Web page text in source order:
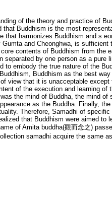
of the theory and practice of
Buddhism is the most
that harmonizes Buddhism and s
and Cheonghwa, is sufficient
contents of Buddhism from the
separated by one person as a pure
to embody the true nature of the
Buddhism as the best
view that it is unacceptable except
of the execution and learning of
the mind of Buddha, the mind of
as the Buddha. Finally,
Therefore, Samadhi of
that Buddhism were aimed to
of Amita buddha(觀而念之)
samadhi acquire the same